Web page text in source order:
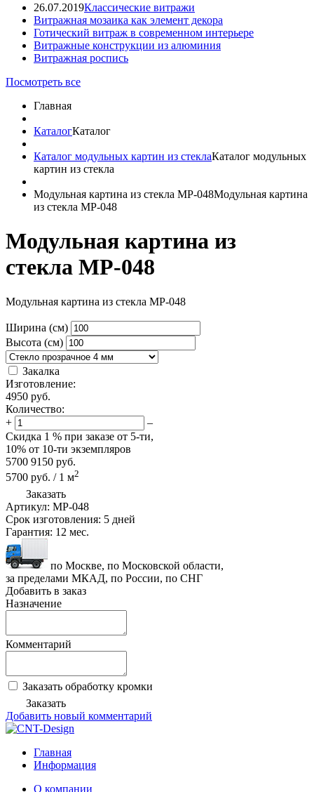
26.07.2019Классические витражи
Витражная мозаика как элемент декора
Готический витраж в современном интерьере
Витражные конструкции из алюминия
Витражная роспись
Посмотреть все
Главная
КаталогКаталог
Каталог модульных картин из стеклаКаталог модульных
картин из стекла
Модульная картина из стекла MP-048Модульная картина
из стекла MP-048
Модульная картина из
стекла MP-048
Модульная картина из стекла MP-048
Ширина (см)
Высота (см)
Закалка
Изготовление:
4950 руб.
Количество:
+
–
Скидка 1 % при заказе от 5-ти,
10% от 10-ти экземпляров
5700 9150 руб.
5700 руб. / 1 м2
Заказать
Артикул: MP-048
Срок изготовления: 5 дней
Гарантия: 12 мес.
по Москве, по Московской области,
за пределами МКАД, по России, по СНГ
Добавить в заказ
Назначение
Комментарий
Заказать обработку кромки
Заказать
Добавить новый комментарий
Главная
Информация
О компании